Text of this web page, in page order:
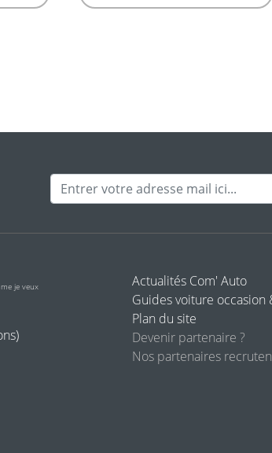
Adresse mail
je veux
Actualités Com' Auto
Guides voiture occasion
Plan du site
Devenir partenaire ?
Nos partenaires